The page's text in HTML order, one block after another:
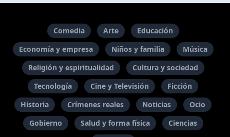
Comedia Arte
Educación
Economía y empresa
Niños y familia
Música
Religión y espiritualidad
Cultura y sociedad
Tecnología
Cine y Televisión
Ficción
Historia
Crímenes reales Noticias
Ocio
Gobierno
Salud y forma física
Ciencias